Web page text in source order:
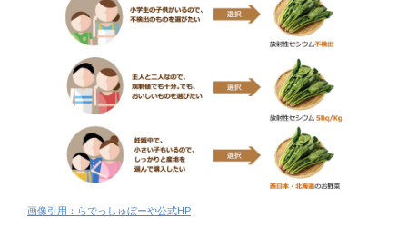
画像引用：らでっしゅぼーや公式HP